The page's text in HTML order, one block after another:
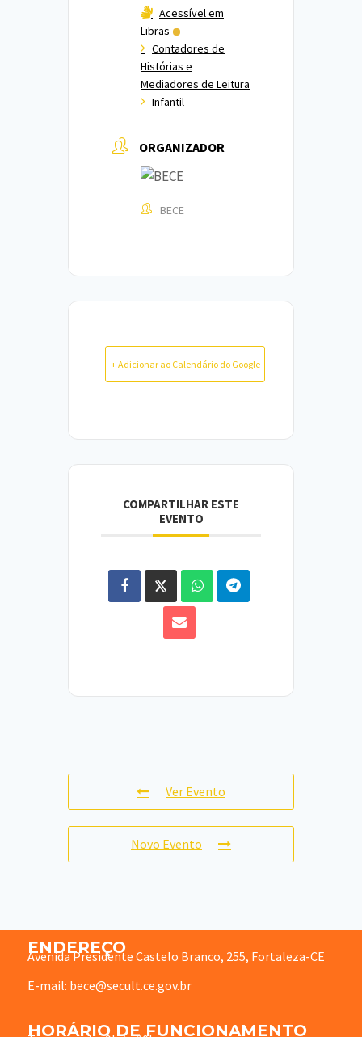
Acessível em
Libras
Contadores de
Histórias e
Mediadores de Leitura
Infantil
ORGANIZADOR
BECE
+ Adicionar ao Calendário do Google
COMPARTILHAR ESTE
EVENTO
Ver Evento
Novo Evento
ENDEREÇO
Avenida Presidente Castelo Branco, 255, Fortaleza-CE
E-mail: bece@secult.ce.gov.br
HORÁRIO DE FUNCIONAMENTO